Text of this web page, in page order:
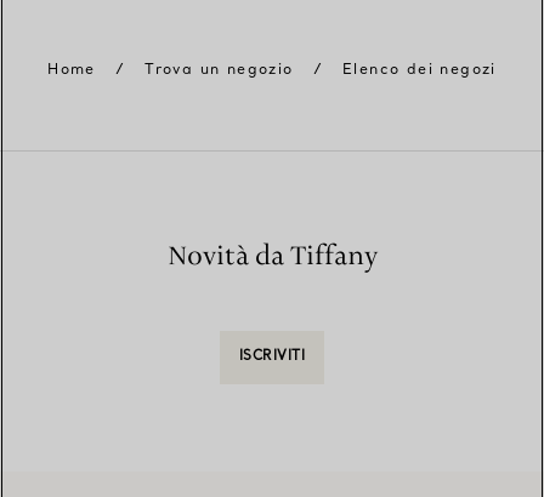
Home / Trova un negozio / Elenco dei negozi
Novità da Tiffany
ISCRIVITI